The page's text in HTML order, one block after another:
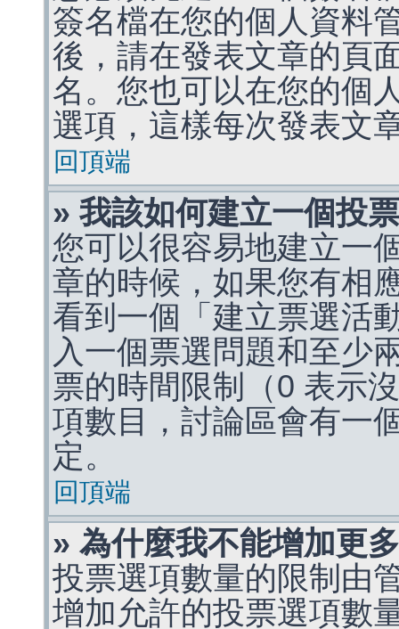
簽名檔在您的個人資料
後，請在發表文章的頁
名。您也可以在您的個
選項，這樣每次發表文
回頂端
» 我該如何建立一個投
您可以很容易地建立一
章的時候，如果您有相
看到一個「建立票選活
入一個票選問題和至少
票的時間限制（0 表示
項數目，討論區會有一
定。
回頂端
» 為什麼我不能增加更
投票選項數量的限制由
增加允許的投票選項數